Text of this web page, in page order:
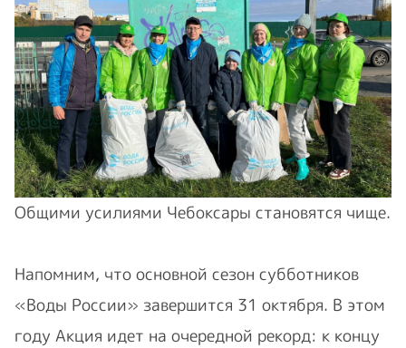
Общими усилиями Чебоксары становятся чище.
Напомним, что основной сезон субботников
«Воды России» завершится 31 октября. В этом
году Акция идет на очередной рекорд: к концу